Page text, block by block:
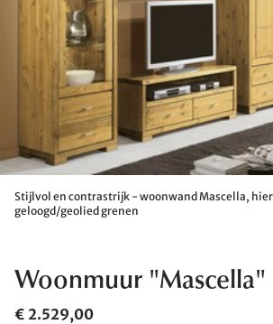
Stijlvol en contrastrijk - woonwand Mascella,
geloogd/geolied grenen
Woonmuur "Mascella"
€ 2.529,00